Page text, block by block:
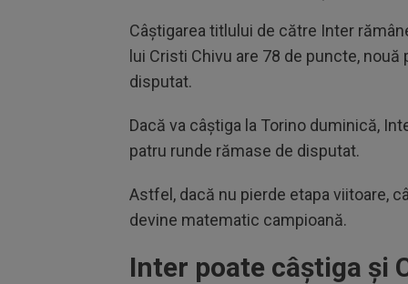
Câștigarea titlului de către Inter
lui Cristi Chivu are 78 de puncte,
disputat.
Dacă va câștiga la Torino duminică,
patru runde rămase de disputat.
Astfel, dacă nu pierde etapa viitoare,
devine matematic campioană.
Inter poate câștiga și